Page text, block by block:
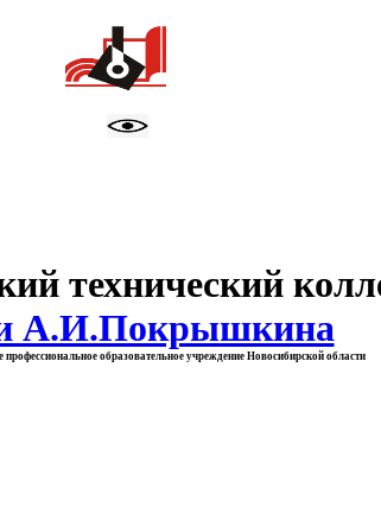
технический
А.И.Покрышкина
профессиональное образовательное учреждение Новосибирской области